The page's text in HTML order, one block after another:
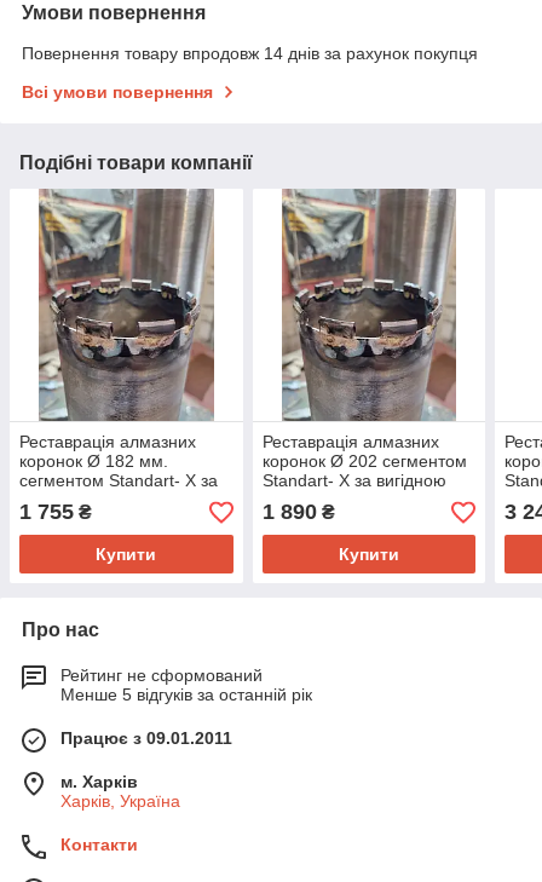
Умови повернення
Повернення товару впродовж 14 днів за рахунок покупця
Всі умови повернення
Подібні товари компанії
Реставрація алмазних
коронок Ø 182 мм.
сегментом Standart- Х за
вигідною ціною.
1 755 ₴
Купити
Реставрація алмазних
коронок Ø 202 сегментом
Standart- Х за вигідною
ціною.
1 890₴
Купити
3
Про нас
Рейтинг не сформований
Менше 5 відгуків за останній рік
Працює з 09.01.2011
м. Харків
Харків, Україна
Контакти